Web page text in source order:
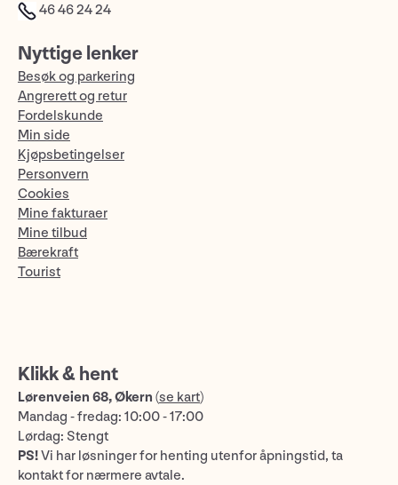
46 46 24 24
Nyttige lenker
Besøk og parkering
Angrerett og retur
Fordelskunde
Min side
Kjøpsbetingelser
Personvern
Cookies
Mine fakturaer
Mine tilbud
Bærekraft
Tourist
Klikk & hent
Lørenveien 68, Økern (se kart)
Mandag - fredag: 10:00 - 17:00
Lørdag: Stengt
PS!Vi har løsninger for henting utenfor åpningstid, ta
kontakt for nærmere avtale.